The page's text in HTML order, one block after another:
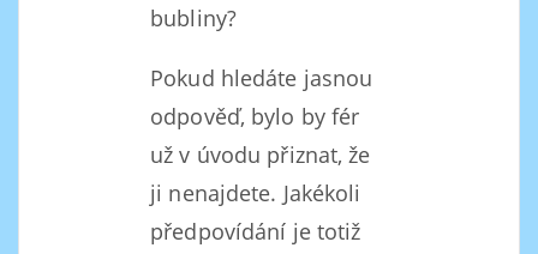
bubliny?
Pokud hledáte jasnou
odpověď, bylo by fér
už v úvodu přiznat, že
ji nenajdete. Jakékoli
předpovídání je totiž